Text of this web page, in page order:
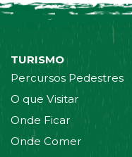
TURISMO
Percursos Pedestres
O que Visitar
Onde Ficar
Onde Comer